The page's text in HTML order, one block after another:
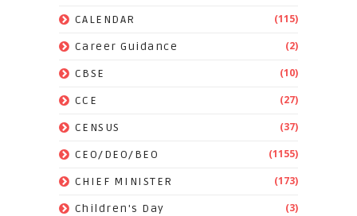
CALENDAR (115)
Career Guidance (2)
CBSE (10)
CCE (27)
CENSUS (37)
CEO/DEO/BEO (1155)
CHIEF MINISTER (173)
Children's Day (3)